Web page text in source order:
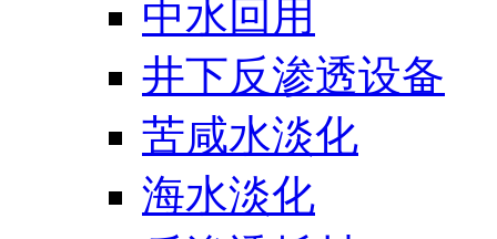
中水回用
井下反渗透设备
苦咸水淡化
海水淡化